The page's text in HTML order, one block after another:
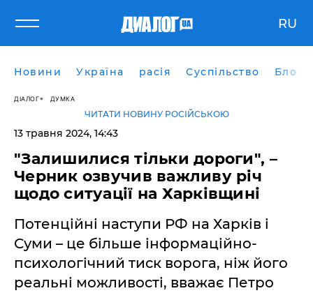
RU
Новини Україна расія Суспільство Блоги
ДІАЛОГ ДУМКА
ЧИТАТИ НОВИНУ РОСІЙСЬКОЮ
13 травня 2024, 14:43
"Залишилися тільки дороги", –
Черник озвучив важливу річ
щодо ситуації на Харківщині
Потенційні наступи РФ на Харків і
Суми – це більше інформаційно-
психологічний тиск ворога, ніж його
реальні можливості, вважає Петро